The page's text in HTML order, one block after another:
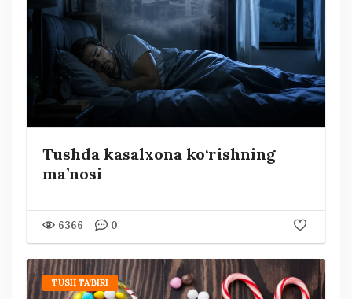
Tushda kasalxona ko‘rishning
ma’nosi
6366 0
TUSH TA'BIRI